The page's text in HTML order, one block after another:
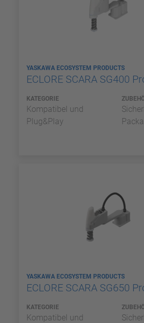
YASKAWA ECOSYSTEM PRODUCTS
ECLORE SCARA SG400
KATEGORIE
Kompatibel und
Plug&Play
YASKAWA ECOSYSTEM PRODUCTS
ECLORE SCARA SG650
KATEGORIE
Kompatibel und